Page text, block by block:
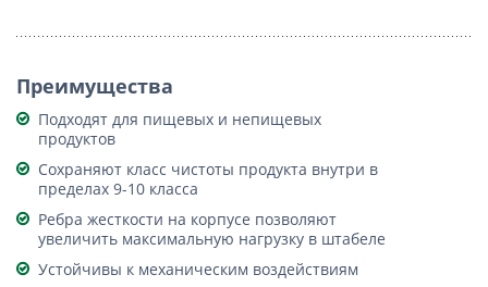
Преимущества
Подходят для пищевых и непищевых
продуктов
Сохраняют класс чистоты продукта внутри в
пределах 9-10 класса
Ребра жесткости на корпусе позволяют
увеличить максимальную нагрузку в штабеле
Устойчивы к механическим воздействиям